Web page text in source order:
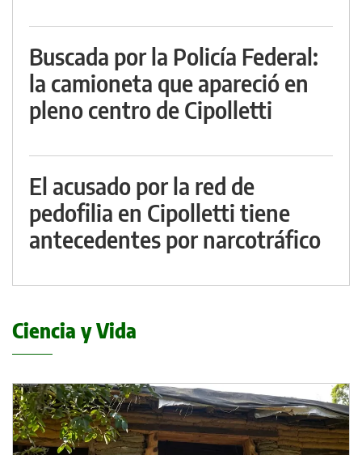
Buscada por la Policía Federal:
la camioneta que apareció en
pleno centro de Cipolletti
El acusado por la red de
pedofilia en Cipolletti tiene
antecedentes por narcotráfico
Ciencia y Vida